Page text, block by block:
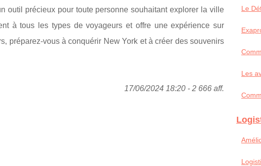
outil précieux pour toute personne souhaitant explorer la ville
à tous les types de voyageurs et offre une expérience sur
préparez-vous à conquérir New York et à créer des souvenirs
17/06/2024 18:20 - 2 666 aff.
Le
Les